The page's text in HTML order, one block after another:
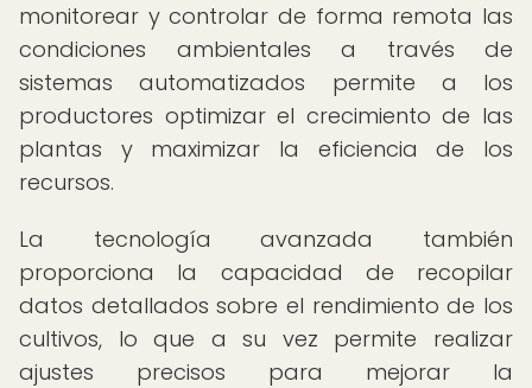
monitorear y controlar de forma remota las
condiciones ambientales a través de
sistemas automatizados permite a los
productores optimizar el crecimiento de las
plantas y maximizar la eficiencia de los
recursos.
La tecnología avanzada también
proporciona la capacidad de recopilar
datos detallados sobre el rendimiento de los
cultivos, lo que a su vez permite realizar
ajustes precisos para mejorar la